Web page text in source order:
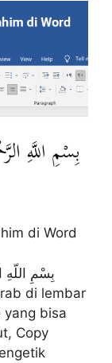
di Word
yang bisa
Copy